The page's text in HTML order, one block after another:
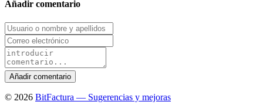
Añadir comentario
© 2026 BitFactura — Sugerencias y mejoras